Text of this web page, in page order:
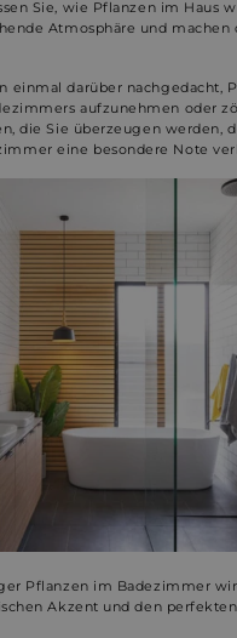
Sie, wie Pflanzen im Haus
Atmosphäre und machen
einmal darüber nachgedacht,
aufzunehmen oder
die Sie überzeugen werden,
eine besondere Note
Pflanzen im Badezimmer
Akzent und den